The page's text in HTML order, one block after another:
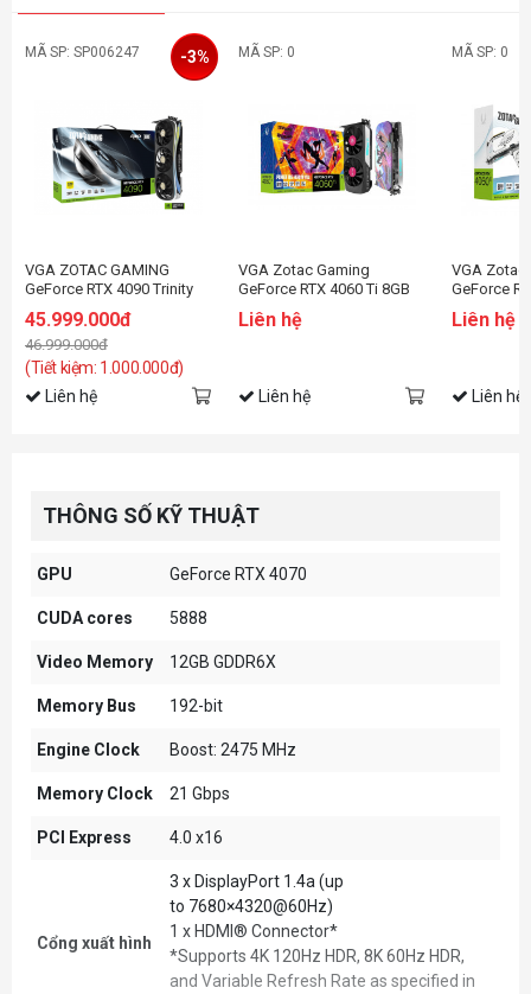
MÃ SP: SP006247
VGA ZOTAC GAMING
GeForce RTX 4090 Trinity
45.999.000đ
46.999.000đ
(Tiết kiệm: 1.000.000đ)
-3%
Liên hệ
MÃ SP: 0
VGA Zotac Gaming
GeForce RTX 4060 Ti 8GB
MAN™: Across the Spider-
Liên hệ
Liên hệ
MÃ SP: 0
VGA Zotac
GeForce
Edition
Liên hệ
Liên hệ
THÔNG SỐ KỸ THUẬT
GPU GeForce RTX 4070
CUDA cores 5888
Video Memory 12GB GDDR6X
Memory Bus 192-bit
Engine Clock Boost: 2475 MHz
Memory Clock 21 Gbps
PCI Express 4.0 x16
Cổng xuất hình
3 x DisplayPort 1.4a (up
to 7680×4320@60Hz)
1 x HDMI® Connector*
*Supports 4K 120Hz HDR, 8K 60Hz HDR,
and Variable Refresh Rate as specified in